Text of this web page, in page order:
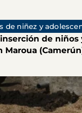
de niñez y
de niños
Maroua